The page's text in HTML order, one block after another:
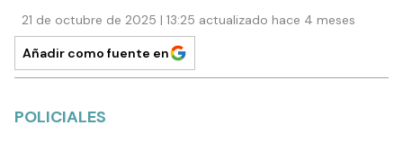
21 de octubre de 2025 | 13:25 actualizado hace 4 meses
Añadir como fuente en
POLICIALES